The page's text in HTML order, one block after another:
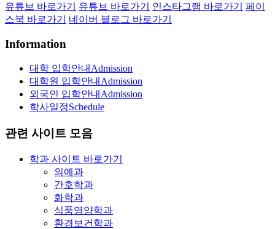
유튜브 바로가기 유튜브 바로가기 인스타그램 바로가기
페이
스북 바로가기
네이버 블로그 바로가기
Information
대학 입학안내 Admission
대학원 입학안내 Admission
외국인 입학안내 Admission
학사일정Schedule
관련 사이트 모음
학과 사이트 바로가기
의예과
간호학과
화학과
식품영양학과
환경보건학과